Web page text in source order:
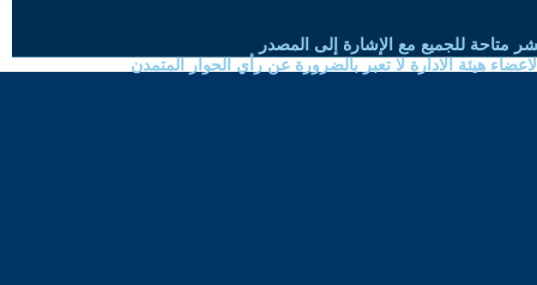
متاحة للجميع مع الإشارة إلى المصدر
هيئة الادارة لا تعبر بالضرورة عن رأي الحوار المتمدن